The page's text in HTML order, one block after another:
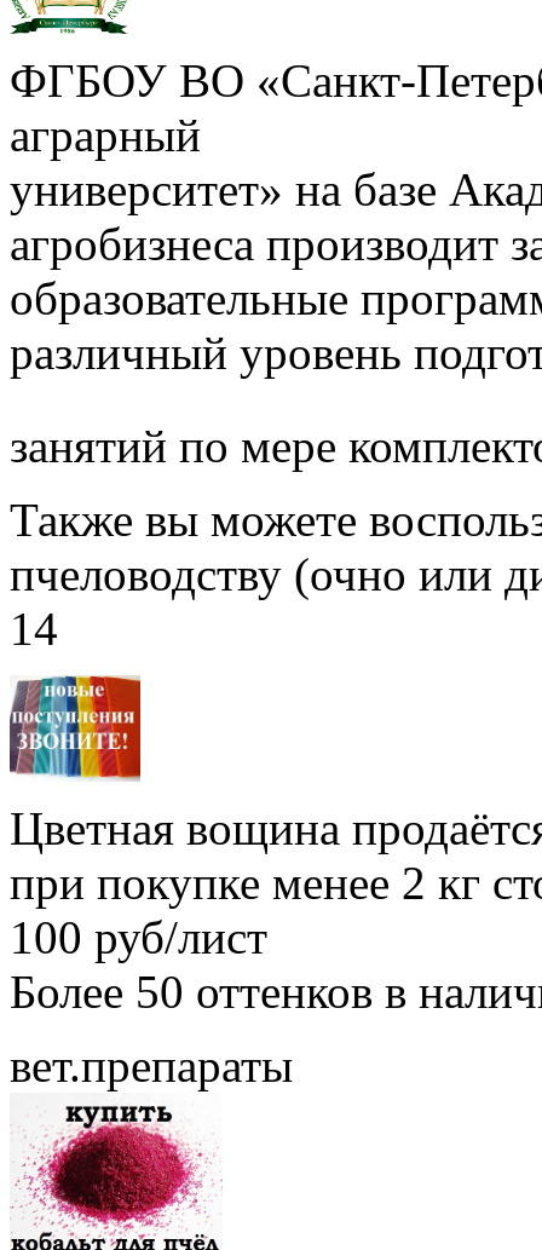
ФГБОУ ВО «Санкт-
аграрный
университет» на базе
агробизнеса производит
образовательные
различный уровень
занятий по мере
Также вы можете
пчеловодству (очно или
14
Цветная вощина
при покупке менее 2 кг
100 руб/лист
Более 50 оттенков в
вет.препараты